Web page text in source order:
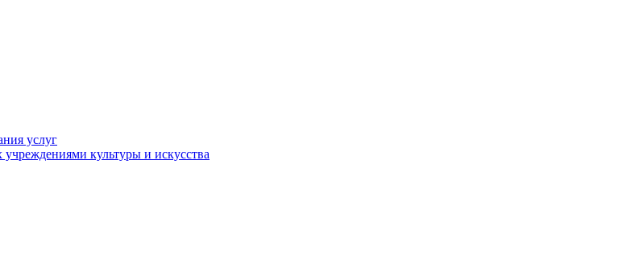
услуг
учреждениями культуры и искусства